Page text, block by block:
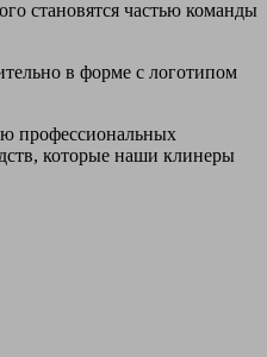
становятся частью команды
в форме с логотипом
профессиональных
которые наши клинеры